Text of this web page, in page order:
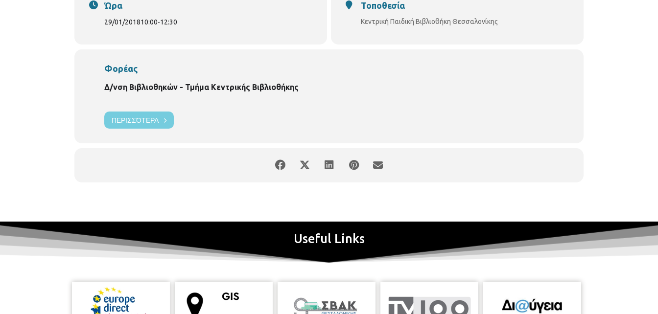
Ώρα
29/01/201810:00-12:30
Τοποθεσία
Κεντρική Παιδική Βιβλιοθήκη Θεσσαλονίκης
Φορέας
Δ/νση Βιβλιοθηκών - Τμήμα Κεντρικής Βιβλιοθήκης
ΠΕΡΙΣΣΌΤΕΡΑ
Useful Links